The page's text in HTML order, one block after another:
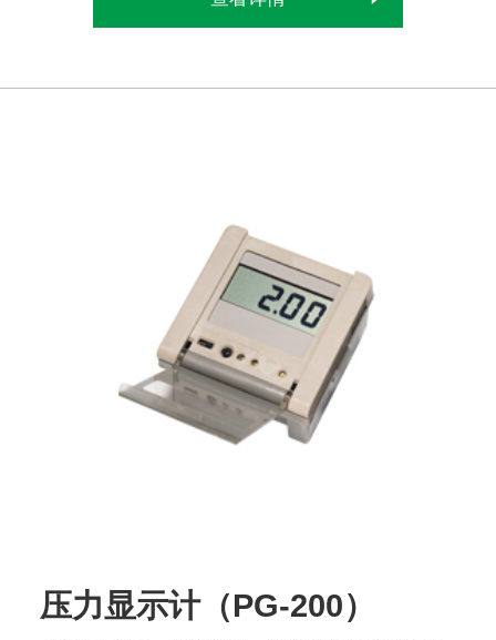
压力显示计（PG-200）